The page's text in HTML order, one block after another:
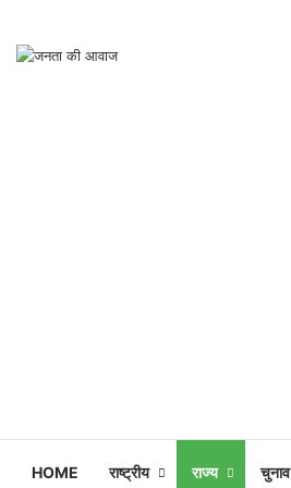
HOME राष्ट्रीय राज्य चुनाव